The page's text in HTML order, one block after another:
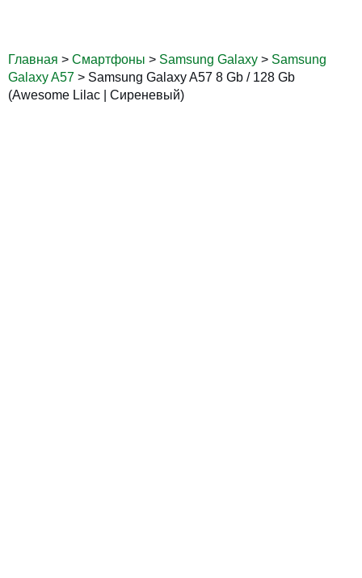
Главная > Смартфоны > Samsung Galaxy > Samsung
Galaxy A57 > Samsung Galaxy A57 8 Gb / 128 Gb
(Awesome Lilac | Сиреневый)